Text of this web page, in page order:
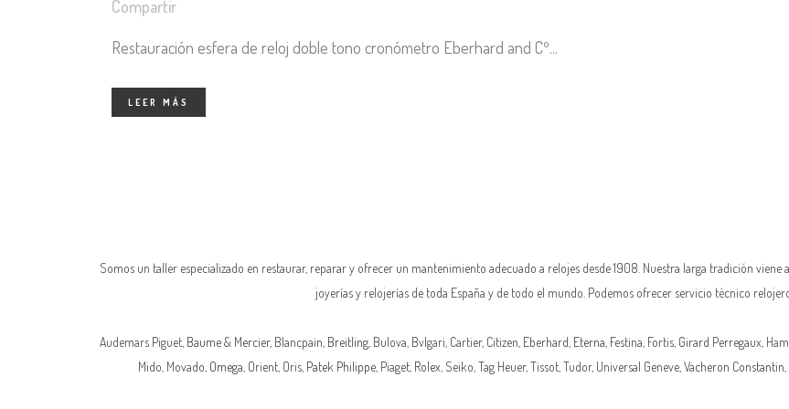
Compartir
Restauración esfera de reloj doble tono cronómetro Eberhard and Cº...
LEER MÁS
Somos un taller especializado en restaurar, reparar y ofrecer un mantenimiento adecuado a relojes desde 1908. Nuestra larga tradición viene
joyerías y relojerías de toda España y de todo el mundo. Podemos ofrecer servicio técnico
Audemars Piguet, Baume & Mercier, Blancpain, Breitling, Bulova, Bvlgari, Cartier, Citizen, Eberhard, Eterna , Festina, Fortis, Girard Perregaux,
Mido, Movado, Omega , Orient, Oris, Patek Philippe, Piaget, Rolex , Seiko, Tag Heuer, Tissot, Tudor, Universal Geneve, Vacheron Constantin